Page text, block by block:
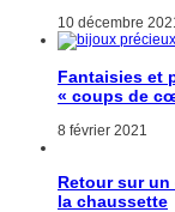
10 décembre
Fantaisies et
« coups de
8 février 2021
Retour sur
la chaussette